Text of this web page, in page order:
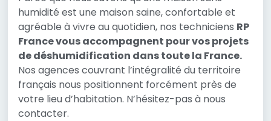
humidité est une maison saine, confortable et
agréable à vivre au quotidien, nos techniciens RP
France vous accompagnent pour vos projets
de déshumidification dans toute la France.
Nos agences couvrant l’intégralité du territoire
français nous positionnent forcément près de
votre lieu d’habitation. N’hésitez-pas à nous
contacter.